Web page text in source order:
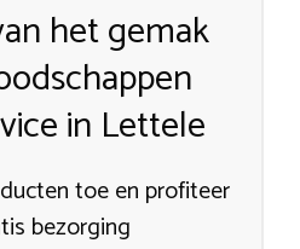
het gemak
in Lettele
toe en profiteer
bezorging